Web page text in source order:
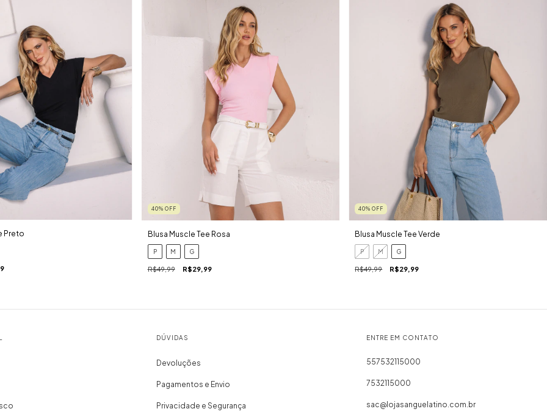
Preto
40% OFF
Blusa Muscle Tee Rosa
P M G
R$49,99 R$29,99
40%OFF
Blusa Muscle Tee Verde
P M G
R$49,99 R$29,99
DÚVIDAS
Devoluções
Pagamentos e Envio
Privacidade e Segurança
ENTRE EM CONTATO
557532115000
7532115000
sac@lojasanguelatino.com.br